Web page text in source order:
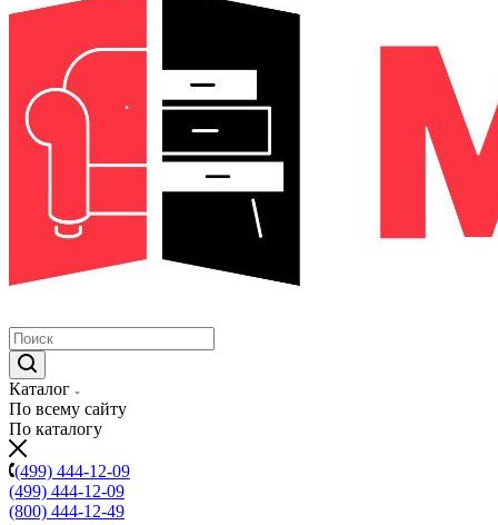
Каталог
По всему сайту
По каталогу
(499) 444-12-09
(499) 444-12-09
(800) 444-12-49